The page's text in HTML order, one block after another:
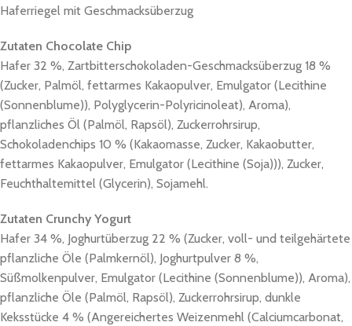
Haferriegel mit Geschmacksüberzug
Zutaten Chocolate Chip
Hafer 32 %, Zartbitterschokoladen-Geschmacksüberzug 18 %
(Zucker, Palmöl, fettarmes Kakaopulver, Emulgator (Lecithine
(Sonnenblume)), Polyglycerin-Polyricinoleat), Aroma),
pflanzliches Öl (Palmöl, Rapsöl), Zuckerrohrsirup,
Schokoladenchips 10 % (Kakaomasse, Zucker, Kakaobutter,
fettarmes Kakaopulver, Emulgator (Lecithine (Soja))), Zucker,
Feuchthaltemittel (Glycerin), Sojamehl.
Zutaten Crunchy Yogurt
Hafer 34 %, Joghurtüberzug 22 % (Zucker, voll- und teilgehärtete
pflanzliche Öle (Palmkernöl), Joghurtpulver 8 %,
Süßmolkenpulver, Emulgator (Lecithine (Sonnenblume)), Aroma),
pflanzliche Öle (Palmöl, Rapsöl), Zuckerrohrsirup, dunkle
Keksstücke 4 % (Angereichertes Weizenmehl (Calciumcarbonat,